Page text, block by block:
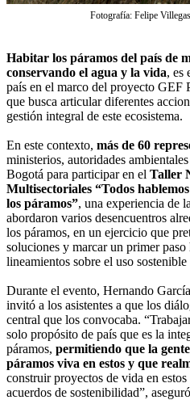
Fotografía: Felipe
Habitar los páramos del país de
conservando el agua y la vida, es
país en el marco del proyecto GEF
que busca articular diferentes
gestión integral de este ecosistema.
En este contexto, más de 60
ministerios, autoridades
Bogotá para participar en el Taller
Multisectoriales “Todos
los páramos”, una experiencia de
abordaron varios desencuentros
los páramos, en un ejercicio que
soluciones y marcar un primer paso
lineamientos sobre el uso sostenible
Durante el evento, Hernando
invitó a los asistentes a que los
central que los convocaba.
solo propósito de país que es la
páramos, permitiendo que la
páramos viva en estos y que
construir proyectos de vida en
acuerdos de sostenibilidad”,